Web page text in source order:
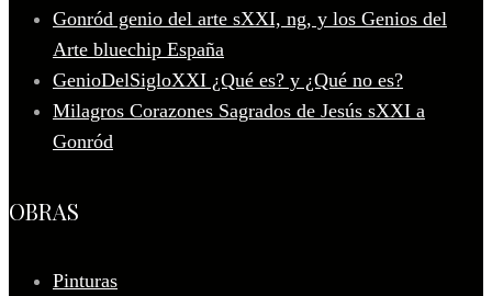
Gonród genio del arte sXXI, ng, y los Genios del
Arte bluechip España
GenioDelSigloXXI ¿Qué es? y ¿Qué no es?
Milagros Corazones Sagrados de Jesús sXXI a
Gonród
OBRAS
Pinturas